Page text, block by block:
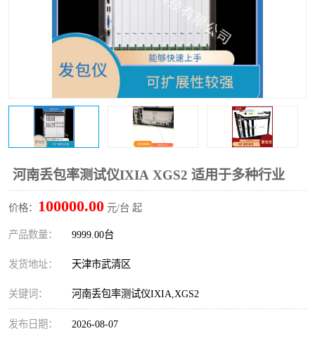
河南丢包率测试仪IXIA XGS2 适用于多种行业
价格： 100000.00 元/台 起
产品数量： 9999.00台
发货地址： 天津市武清区
关键词： 河南丢包率测试仪IXIA,XGS2
发布日期： 2026-08-07
发包仪IXIA XGS2 思博伦Spirent SPT-9000A